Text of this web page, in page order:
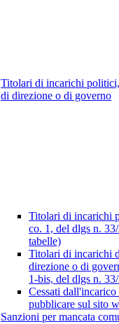
Titolari di incarichi
di direzione o di governo
Titolari di incarichi
co. 1, del dlgs n.
tabelle)
Titolari di incarichi
direzione o di
1-bis, del dlgs n.
Cessati
pubblicare sul sito
Sanzioni per mancata